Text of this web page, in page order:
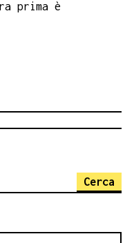
prima è